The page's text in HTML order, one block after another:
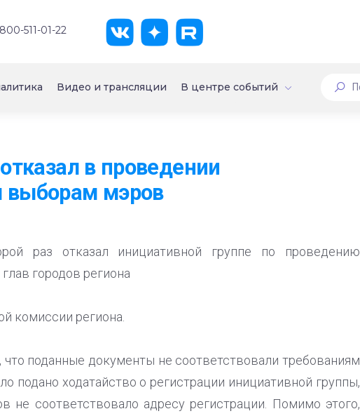
511-01-22
Видео и трансляции В центре событий
в проведении
мэров
раз отказал инициативной группе по проведению
городов региона
комиссии региона.
что поданные документы не соответствовали требованиям
подано ходатайство о регистрации инициативной группы,
не соответствовало адресу регистрации. Помимо этого,